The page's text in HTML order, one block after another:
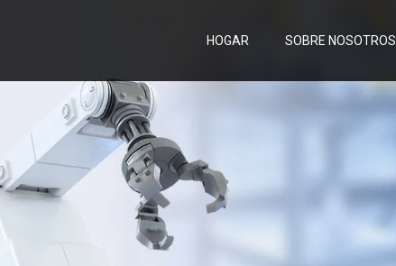
HOGAR SOBRE NOSOTROS